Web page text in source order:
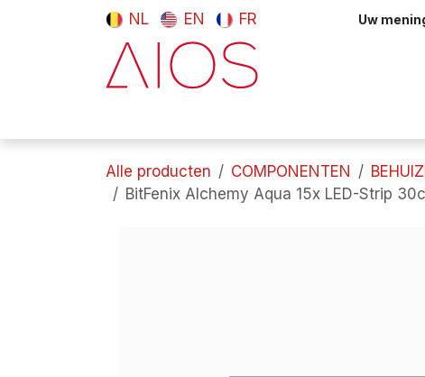
Overslaan naar inhoud
NL EN FR Uw
Alle producten COMPONENTEN
BitFenix Alchemy Aqua 15x LED-Strip